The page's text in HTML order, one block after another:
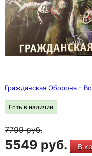
Гражданская Оборона -
Есть в наличии
7799руб.
5549 руб. В